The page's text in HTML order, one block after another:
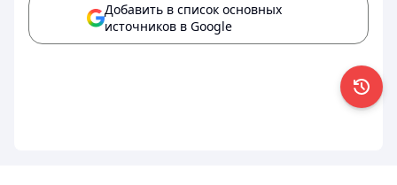
Добавить в список основных
источников в Google